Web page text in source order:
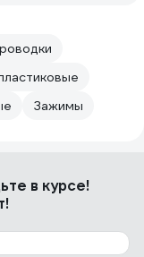
Зажимы
в курсе!